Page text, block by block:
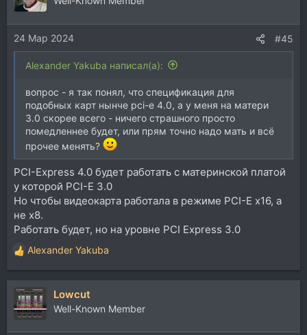
24 Мар 2024 #45
Alexander Yakuba написал(а):
вопрос - я так понял, что спецификация для
подобных карт нынче pci-e 4.0, а у меня на матери
3.0 скорее всего - ничего страшного просто
помедленнее будет, или прям точно надо мать и всё
прочее менять?
PCI-Express 4.0 будет работать с материнской платой
у которой PCI-E 3.0
Но чтобы видеокарта работала в режиме PCI-E x16, а
не x8.
Работать будет, но на уровне PCI Express 3.0
Р
е
а
к
ц
и
Alexander Yakuba
Lowcut
Well-Known Member